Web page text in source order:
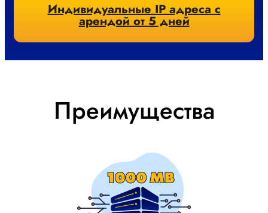
Индивидуальные IP адреса с
арендой от 5 дней
Преимущества